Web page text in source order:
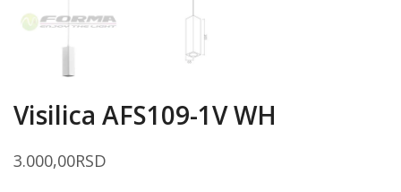
Visilica AFS109-1V WH
3.000,00RSD